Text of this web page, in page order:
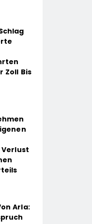
Zoll Bis
Verlust
Arla: